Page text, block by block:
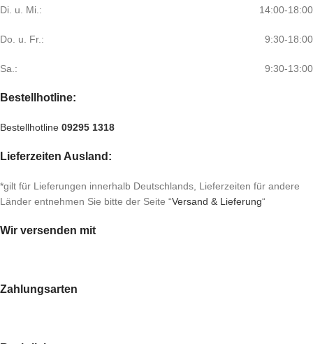
Di. u. Mi.: 14:00-18:00
Do. u. Fr.: 9:30-18:00
Sa.: 9:30-13:00
Bestellhotline:
Bestellhotline 09295 1318
Lieferzeiten Ausland:
*gilt für Lieferungen innerhalb Deutschlands, Lieferzeiten für andere
Länder entnehmen Sie bitte der Seite “Versand & Lieferung“
Wir versenden mit
Zahlungsarten